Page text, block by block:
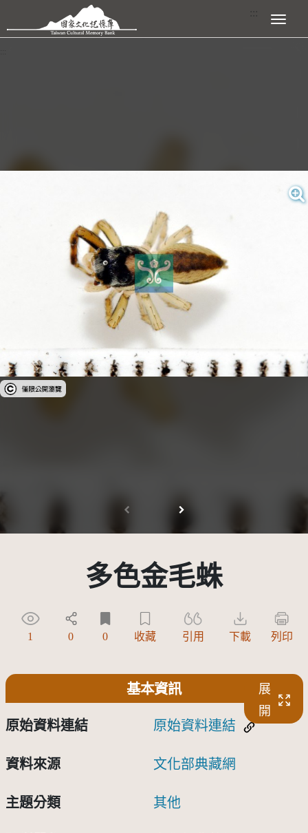
跳到主要內容區塊 展開選單
受著作權法保護-僅限於本平台有限度公開瀏覽
多色金毛蛛
1 0 0 收藏 引用 下載 列印
基本資訊
展
開
原始資料連結 原始資料連結
資料來源 文化部典藏網
主題分類 其他